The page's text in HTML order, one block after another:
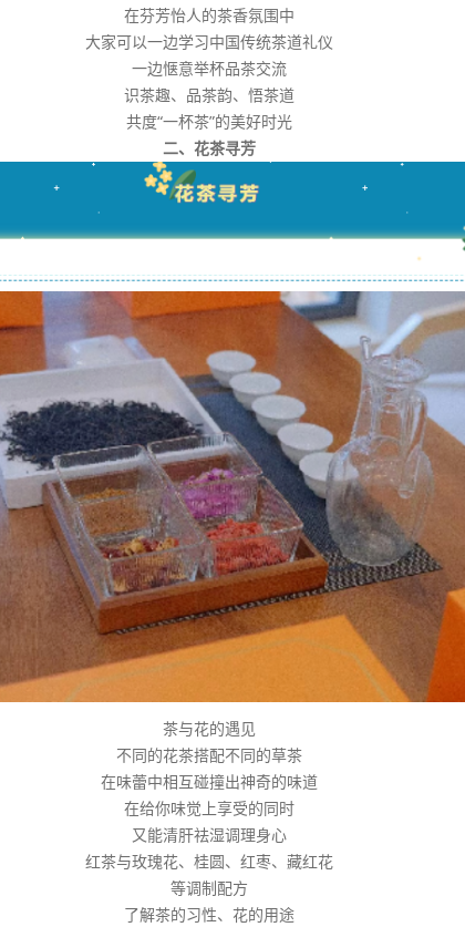
在芬芳怡人的茶香氛围中
大家可以一边学习中国传统茶道礼仪
一边惬意举杯品茶交流
识茶趣、品茶韵、悟茶道
共度“一杯茶”的美好时光
二、花茶寻芳
茶与花的遇见
不同的花茶搭配不同的草茶
在味蕾中相互碰撞出神奇的味道
在给你味觉上享受的同时
又能清肝祛湿调理身心
红茶与玫瑰花、桂圆、红枣、藏红花
等调制配方
了解茶的习性、花的用途